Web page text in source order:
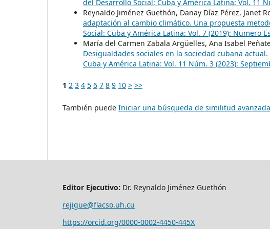
del Desarrollo Social: Cuba y América Latina: Vol. 11
Reynaldo Jiménez Guethón, Danay Díaz Pérez, Janet
adaptación al cambio climático. Una propuesta
Social: Cuba y América Latina: Vol. 7 (2019): Numero
María del Carmen Zabala Argüelles, Ana Isabel
Desigualdades sociales en la sociedad cubana
Cuba y América Latina: Vol. 11 Núm. 3 (2023):
1 2 3 4 5 6 7 8 9 10 > >>
También puede Iniciar una búsqueda de similitud avanzada
Editor Ejecutivo: Dr. Reynaldo Jiménez Guethón
rejigue@flacso.uh.cu
https://orcid.org/0000-0002-4450-445X